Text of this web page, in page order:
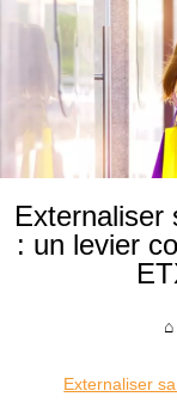
Externaliser
: un levier
Externaliser